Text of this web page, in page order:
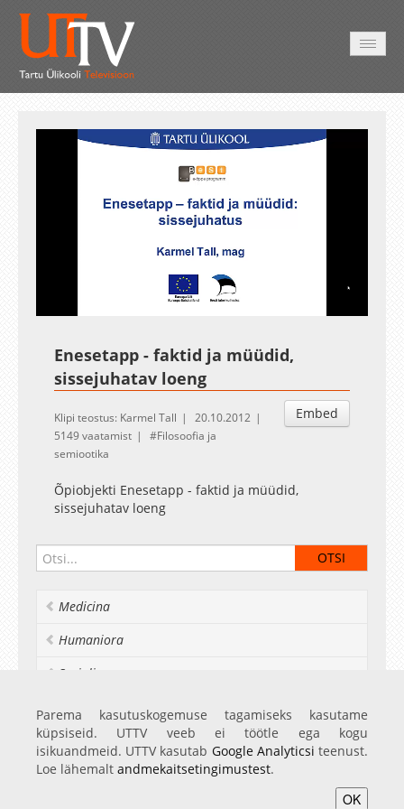
Enesetapp - faktid ja müüdid,
sissejuhatav loeng
Embed
Klipi teostus: Karmel Tall
20.10.2012
5149 vaatamist
Filosoofia ja
semiootika
Õpiobjekti Enesetapp - faktid ja müüdid,
sissejuhatav loeng
Medicina
Humaniora
Socialia
Realia et naturalia
Ülikoolist veel
Parema kasutuskogemuse tagamiseks kasutame
küpsiseid. UTTV veeb ei töötle ega kogu
isikuandmeid. UTTV kasutab Google Analyticsi teenust.
Loe lähemalt andmekaitsetingimustest.
OK